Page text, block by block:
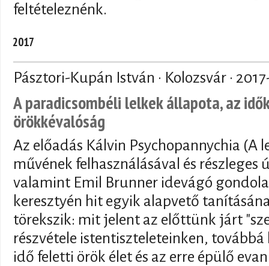
feltételeznénk.
2017
Pásztori-Kupán István · Kolozsvár ·
A paradicsombéli lelkek állapota, az
örökkévalóság
Az előadás Kálvin Psychopannychia (A
művének felhasználásával és részleges
valamint Emil Brunner idevágó
keresztyén hit egyik alapvető
törekszik: mit jelent az előttünk járt
részvétele istentiszteleteinken,
idő feletti örök élet és az erre épülő